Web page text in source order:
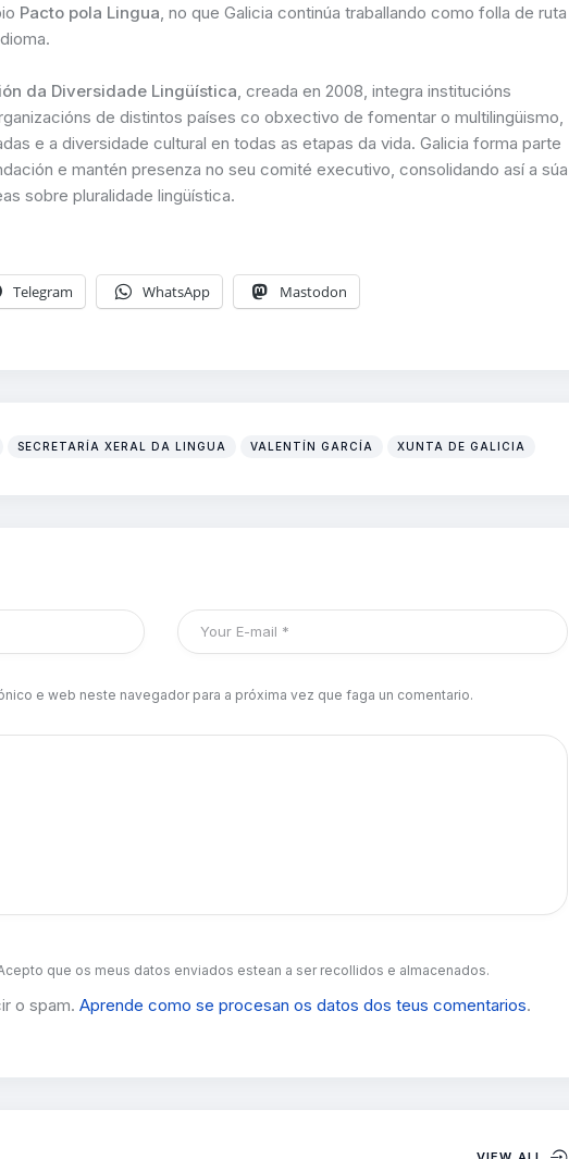
Pacto pola Lingua, no que Galicia continúa traballando como folla de ruta
da Diversidade Lingüística, creada en 2008, integra institucións
de distintos países co obxectivo de fomentar o multilingüismo,
e a diversidade cultural en todas as etapas da vida. Galicia forma parte
e mantén presenza no seu comité executivo, consolidando así a súa
sobre pluralidade lingüística.
Telegram WhatsApp Mastodon
SECRETARÍA XERAL DA LINGUA VALENTÍN GARCÍA XUNTA DE GALICIA
e web neste navegador para a próxima vez que faga un comentario.
que os meus datos enviados estean a ser recollidos e almacenados.
o spam. Aprende como se procesan os datos dos teus comentarios.